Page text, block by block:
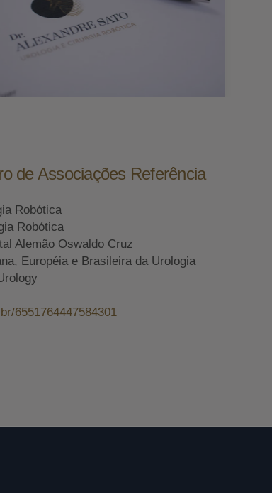
de Associações Referência
Robótica
Robótica
Alemão Oswaldo Cruz
Européia e Brasileira da Urologia
6551764447584301